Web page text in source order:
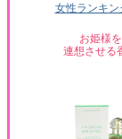
女性ランキン
お姫様を
連想させる